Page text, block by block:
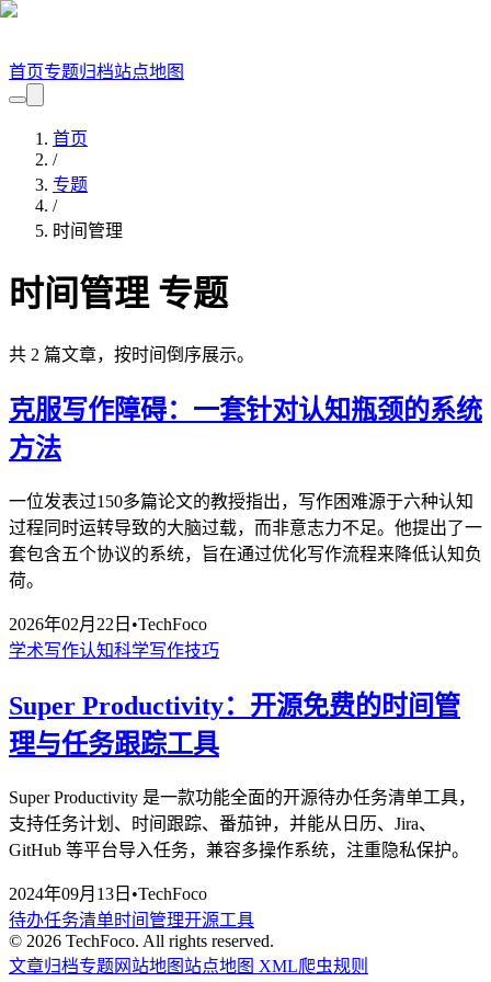
首页专题归档站点地图
首页
/
专题
/
时间管理
时间管理专题
共 2 篇文章，按时间倒序展示。
克服写作障碍：一套针对认知瓶颈的系统
方法
一位发表过150多篇论文的教授指出，写作困难源于六种认知
过程同时运转导致的大脑过载，而非意志力不足。他提出了一
套包含五个协议的系统，旨在通过优化写作流程来降低认知负
荷。
2026年02月22日 •TechFoco
学术写作认知科学写作技巧
Super Productivity：开源免费的时间管
理与任务跟踪工具
Super Productivity 是一款功能全面的开源待办任务清单工具，
支持任务计划、时间跟踪、番茄钟，并能从日历、Jira、
GitHub 等平台导入任务，兼容多操作系统，注重隐私保护。
2024年09月13日 •TechFoco
待办任务清单时间管理开源工具
© 2026 TechFoco. All rights reserved.
文章归档专题 网站地图 站点地图 XML爬虫规则